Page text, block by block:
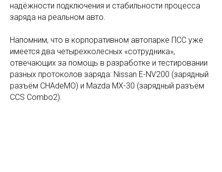
надёжности подключения и стабильности процесса
заряда на реальном авто.
Напомним, что в корпоративном автопарке ПСС уже
имеется два четырехколесных «сотрудника»,
отвечающих за помощь в разработке и тестировании
разных протоколов заряда: Nissan E-NV200 (зарядный
разъём CHAdeMO) и Mazda MX-30 (зарядный разъём
CCS Combo2).